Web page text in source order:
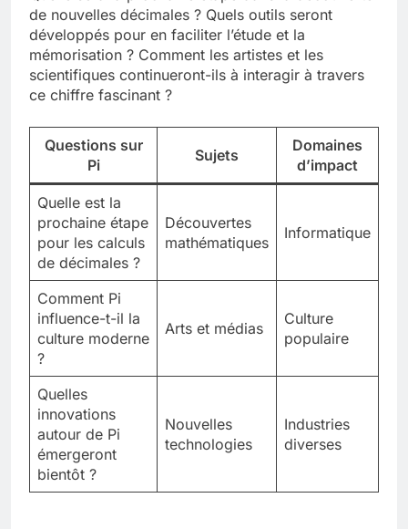
de nouvelles décimales ? Quels outils seront
développés pour en faciliter l’étude et la
mémorisation ? Comment les artistes et les
scientifiques continueront-ils à interagir à travers
ce chiffre fascinant ?
Questions sur
Pi
Sujets
Domaines
d’impact
Quelle est la
prochaine étape
pour les calculs
de décimales ?
Découvertes
mathématiques
Informatique
Comment Pi
influence-t-il la
culture moderne
?
Arts et médias
Culture
populaire
Quelles
innovations
autour de Pi
émergeront
bientôt ?
Nouvelles
technologies
Industries
diverses